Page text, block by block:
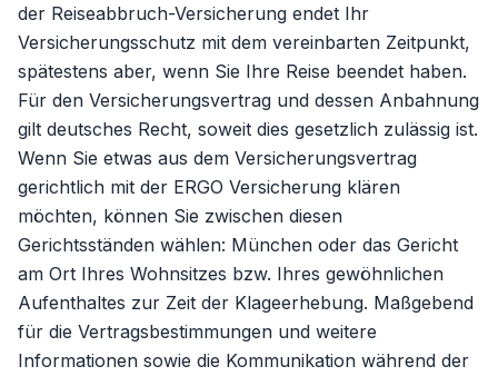
der Reiseabbruch-Versicherung endet Ihr
Versicherungsschutz mit dem vereinbarten Zeitpunkt,
spätestens aber, wenn Sie Ihre Reise beendet haben.
Für den Versicherungsvertrag und dessen Anbahnung
gilt deutsches Recht, soweit dies gesetzlich zulässig ist.
Wenn Sie etwas aus dem Versicherungsvertrag
gerichtlich mit der ERGO Versicherung klären
möchten, können Sie zwischen diesen
Gerichtsständen wählen: München oder das Gericht
am Ort Ihres Wohnsitzes bzw. Ihres gewöhnlichen
Aufenthaltes zur Zeit der Klageerhebung. Maßgebend
für die Vertragsbestimmungen und weitere
Informationen sowie die Kommunikation während der